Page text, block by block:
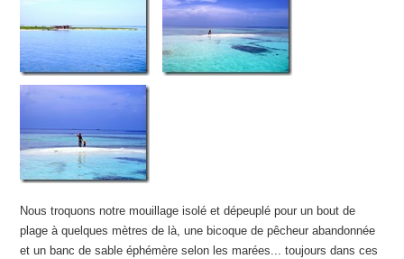
Nous troquons notre mouillage isolé et dépeuplé pour un bout de
plage à quelques mètres de là, une bicoque de pêcheur abandonnée
et un banc de sable éphémère selon les marées... toujours dans ces